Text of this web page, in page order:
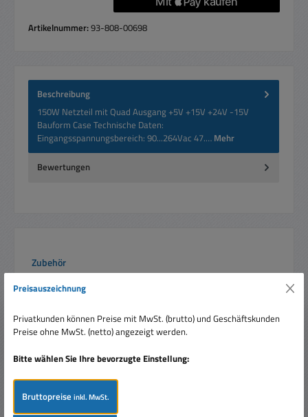
Artikelnummer:93-808-00698
Beschreibung
150W Netzteil mit Quad Ausgang +5V +15V +24V -15V
Bauform Case Technische Daten:
Eingangsspannungsbereich: 90...264Vac 47.… Mehr
Bewertungen
Produktgalerie überspringen
Zubehör
Preisauszeichnung
Privatkunden können Preise mit MwSt. (brutto) und Geschäftskunden
Preise ohne MwSt. (netto) angezeigt werden.
Bitte wählen Sie Ihre bevorzugte Einstellung:
Bruttopreiseinkl. MwSt.